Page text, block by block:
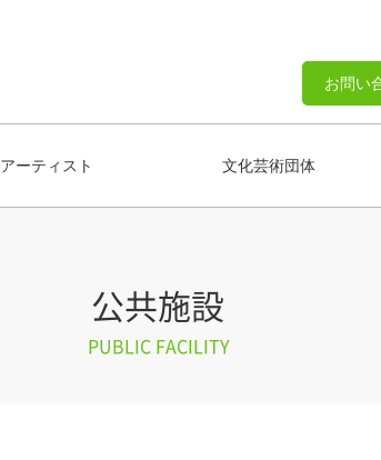
お問い
アーティスト 文化芸術団体
公共施設
PUBLIC FACILITY